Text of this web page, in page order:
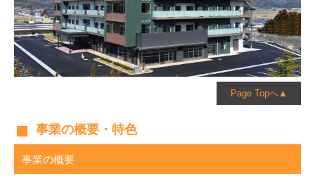
Page Topへ▲
事業の概要・特色
事業の概要